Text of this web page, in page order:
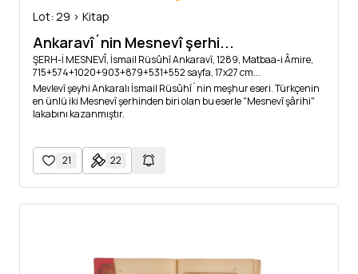
Lot: 29 > Kitap
Ankaravî´nin Mesnevî şerhi...
ŞERH-İ MESNEVÎ, İsmail Rüsûhî Ankaravî, 1289, Matbaa-i Âmire,
715+574+1020+903+879+531+552 sayfa, 17x27 cm...
Mevlevî şeyhi Ankaralı İsmail Rüsûhî´nin meşhur eseri. Türkçenin
en ünlü iki Mesnevî şerhinden biri olan bu eserle "Mesnevî şârihi"
lakabını kazanmıştır.
21 22